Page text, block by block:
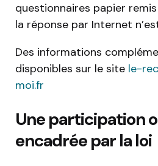
questionnaires papier
la réponse par Internet
Des informations
disponibles sur le site le-
moi.fr
Une participation
encadrée par la loi